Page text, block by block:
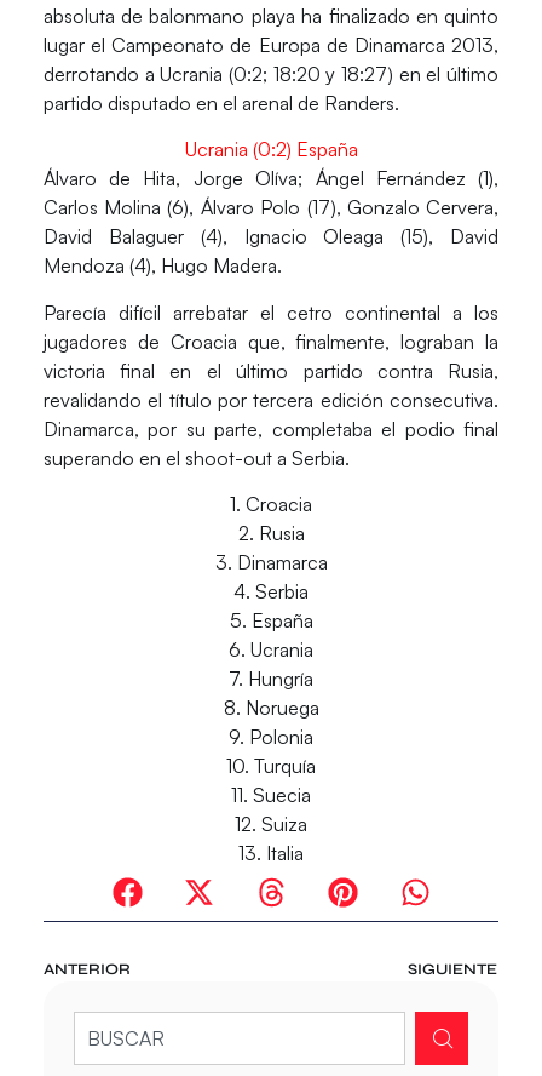
absoluta de balonmano playa ha finalizado en quinto
lugar elCampeonato de Europa de Dinamarca 2013,
derrotando a Ucrania (0:2; 18:20 y 18:27) en el último
partido disputado en el arenal de Randers.
Ucrania (0:2) España
Álvaro de Hita, Jorge Olíva; Ángel Fernández (1),
Carlos Molina (6), Álvaro Polo (17), Gonzalo Cervera,
David Balaguer (4), Ignacio Oleaga (15), David
Mendoza (4), Hugo Madera.
Parecía difícil arrebatar el cetro continental a los
jugadores de Croacia que, finalmente, lograban la
victoria final en el último partido contra Rusia,
revalidando el título por tercera edición consecutiva.
Dinamarca, por su parte, completaba el podio final
superando en el shoot-out a Serbia.
1. Croacia
2. Rusia
3. Dinamarca
4. Serbia
5. España
6. Ucrania
7. Hungría
8. Noruega
9. Polonia
10. Turquía
11. Suecia
12. Suiza
13. Italia
ANTERIOR SIGUIENTE